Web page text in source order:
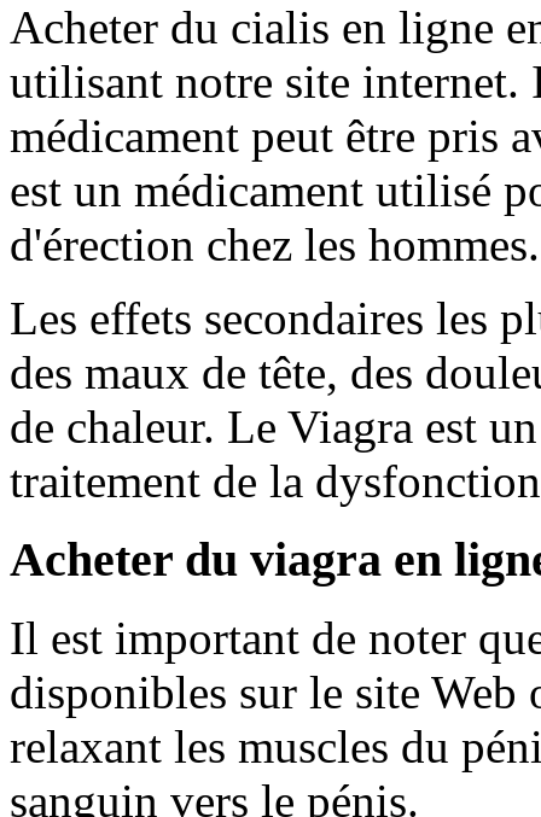
Acheter du cialis en ligne
utilisant notre site internet.
médicament peut être pris
est un médicament utilisé
d'érection chez les hommes.
Les effets secondaires les
des maux de tête, des
de chaleur. Le Viagra est
traitement de la
Acheter du viagra en
Il est important de noter
disponibles sur le site
relaxant les muscles du
sanguin vers le pénis.